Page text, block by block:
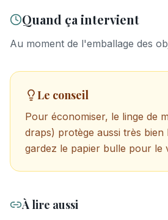
Quand ça intervient
Au moment de l'emballage des
Le conseil
Pour économiser, le linge de
draps) protège aussi très bien
gardez le papier bulle pour le
À lire aussi